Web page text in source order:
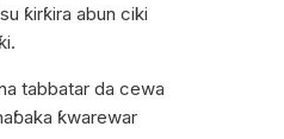
ƙirƙira abun ciki
tabbatar da cewa
ƙwarewar